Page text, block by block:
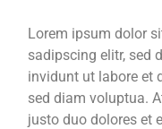
Lorem ipsum dolor
sadipscing elitr, sed
invidunt ut labore et
sed diam voluptua.
justo duo dolores et